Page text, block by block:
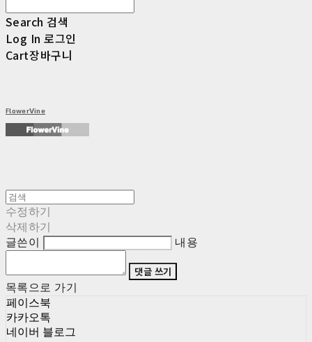
Search 검색
Log In 로그인
Cart장바구니
FlowerVine
수정하기
삭제하기
글쓴이
내용
댓글 쓰기
목록으로 가기
페이스북
카카오톡
네이버 블로그